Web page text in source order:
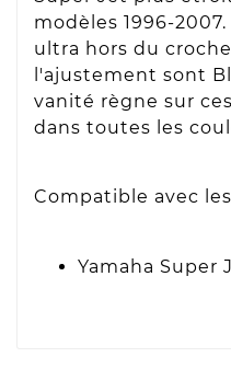
modèles 1996-
ultra hors du
l'ajustement sont
vanité règne sur
dans toutes les
Compatible avec
Yamaha Super